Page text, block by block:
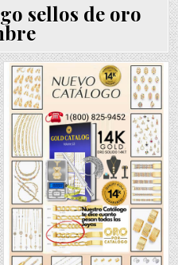
sellos de oro
Posted
in